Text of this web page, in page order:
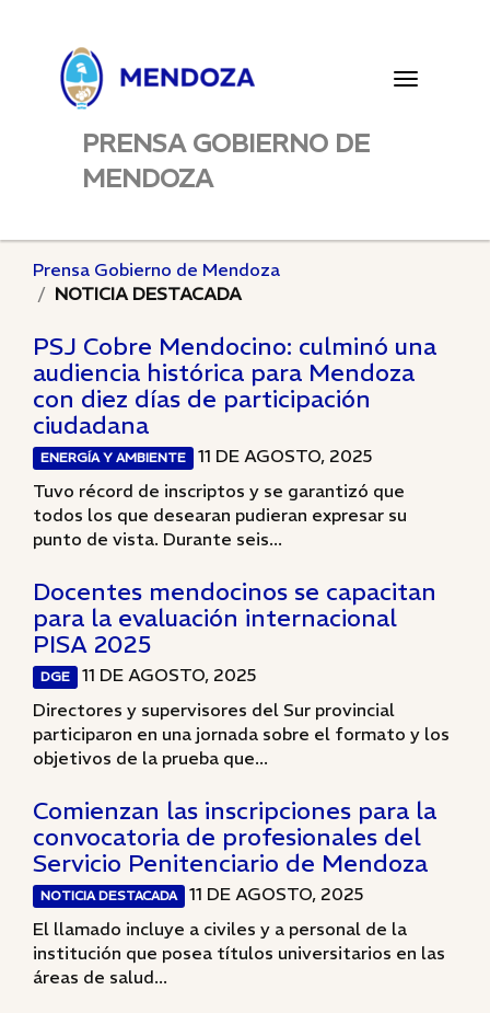
Toggle
PRENSA GOBIERNO DE
MENDOZA
Prensa Gobierno de Mendoza
NOTICIA DESTACADA
PSJ Cobre Mendocino: culminó una
audiencia histórica para Mendoza
con diez días de participación
ciudadana
ENERGÍA Y AMBIENTE
11 DE AGOSTO, 2025
Tuvo récord de inscriptos y se garantizó que
todos los que desearan pudieran expresar su
punto de vista. Durante seis...
Docentes mendocinos se capacitan
para la evaluación internacional
PISA 2025
DGE
11 DE AGOSTO, 2025
Directores y supervisores del Sur provincial
participaron en una jornada sobre el formato y los
objetivos de la prueba que...
Comienzan las inscripciones para la
convocatoria de profesionales del
Servicio Penitenciario de Mendoza
NOTICIA DESTACADA
11 DE AGOSTO, 2025
El llamado incluye a civiles y a personal de la
institución que posea títulos universitarios en las
áreas de salud...